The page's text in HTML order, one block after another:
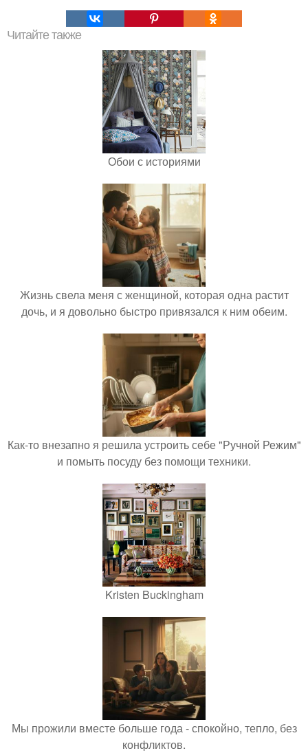
Читайте также
Обои с историями
Жизнь свела меня с женщиной, которая одна растит
дочь, и я довольно быстро привязался к ним обеим.
Как-то внезапно я решила устроить себе "Ручной Режим"
и помыть посуду без помощи техники.
Kristen Buckingham
Мы прожили вместе больше года - спокойно, тепло, без
конфликтов.